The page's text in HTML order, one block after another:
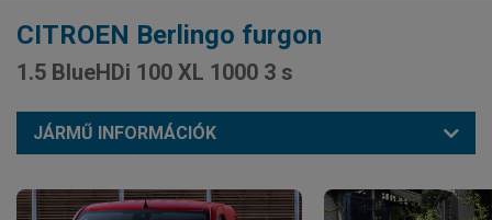
CITROEN Berlingo furgon
1.5 BlueHDi 100 XL 1000 3 s
JÁRMŰ INFORMÁCIÓK